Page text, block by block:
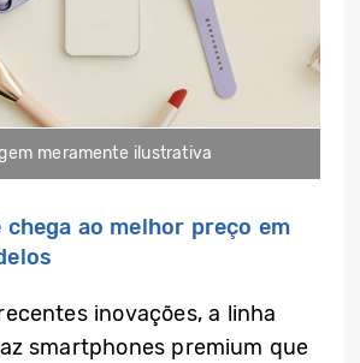
meramente ilustrativa
chega ao melhor preço em
inovações, a linha
smartphones premium que